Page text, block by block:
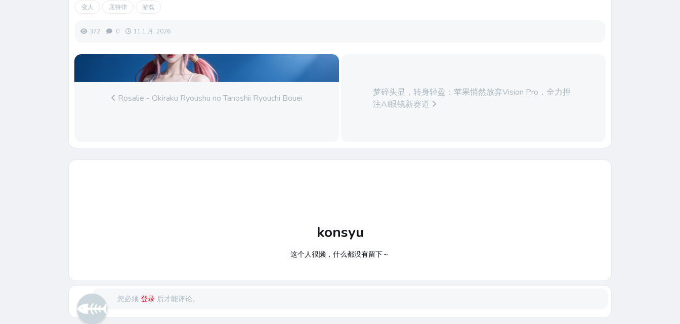
变人 底特律 游戏
372 0 11 1 月, 2026
Rosalie - Okiraku Ryoushu no Tanoshii Ryouchi Bouei
梦碎头显，转身轻盈：苹果悄然放弃Vision Pro，全力押
注AI眼镜新赛道
konsyu
这个人很懒，什么都没有留下～
您必须登录 后才能评论。